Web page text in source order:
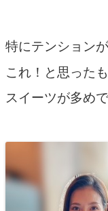
特にテンション
これ！と思った
スイーツが多め